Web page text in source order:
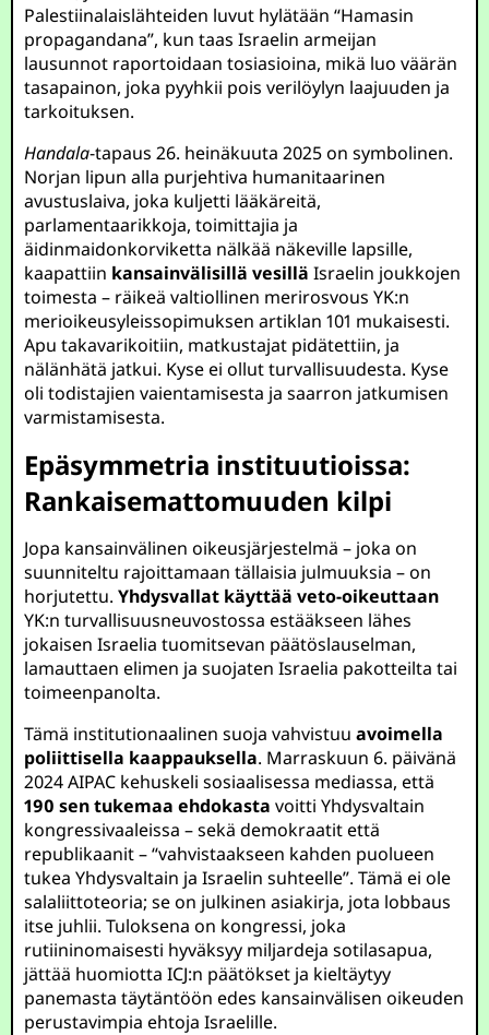
Palestiinalaislähteiden luvut hylätään “Hamasin
propagandana”, kun taas Israelin armeijan
lausunnot raportoidaan tosiasioina, mikä luo väärän
tasapainon, joka pyyhkii pois verilöylyn laajuuden ja
tarkoituksen.
Handala-tapaus 26. heinäkuuta 2025 on symbolinen.
Norjan lipun alla purjehtiva humanitaarinen
avustuslaiva, joka kuljetti lääkäreitä,
parlamentaarikkoja, toimittajia ja
äidinmaidonkorviketta nälkää näkeville lapsille,
kaapattiin kansainvälisillä vesillä Israelin joukkojen
toimesta – räikeä valtiollinen merirosvous YK:n
merioikeusyleissopimuksen artiklan 101 mukaisesti.
Apu takavarikoitiin, matkustajat pidätettiin, ja
nälänhätä jatkui. Kyse ei ollut turvallisuudesta. Kyse
oli todistajien vaientamisesta ja saarron jatkumisen
varmistamisesta.
Epäsymmetria instituutioissa:
Rankaisemattomuuden kilpi
Jopa kansainvälinen oikeusjärjestelmä – joka on
suunniteltu rajoittamaan tällaisia julmuuksia – on
horjutettu.Yhdysvallat käyttää veto-oikeuttaan
YK:n turvallisuusneuvostossa estääkseen lähes
jokaisen Israelia tuomitsevan päätöslauselman,
lamauttaen elimen ja suojaten Israelia pakotteilta tai
toimeenpanolta.
Tämä institutionaalinen suoja vahvistuuavoimella
poliittisella kaappauksella. Marraskuun 6. päivänä
2024 AIPAC kehuskeli sosiaalisessa mediassa, että
190 sen tukemaa ehdokasta voitti Yhdysvaltain
kongressivaaleissa – sekä demokraatit että
republikaanit – “vahvistaakseen kahden puolueen
tukea Yhdysvaltain ja Israelin suhteelle”. Tämä ei ole
salaliittoteoria; se on julkinen asiakirja, jota lobbaus
itse juhlii. Tuloksena on kongressi, joka
rutiininomaisesti hyväksyy miljardeja sotilasapua,
jättää huomiotta ICJ:n päätökset ja kieltäytyy
panemasta täytäntöön edes kansainvälisen oikeuden
perustavimpia ehtoja Israelille.